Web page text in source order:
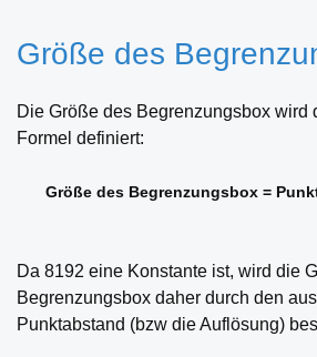
Größe des
Die Größe des Begrenzungsbox wird
Formel definiert:
Größe des Begrenzungsbox =
Da 8192 eine Konstante ist, wird die
Begrenzungsbox daher durch den
Punktabstand (bzw die Auflösung)